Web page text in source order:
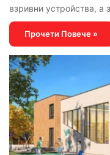
взривни устройства, а
Прочети Повече »